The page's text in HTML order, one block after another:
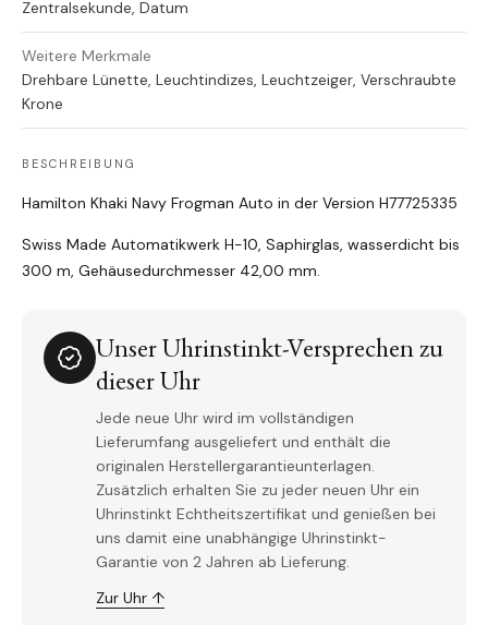
Zentralsekunde, Datum
Weitere Merkmale
Drehbare Lünette, Leuchtindizes, Leuchtzeiger, Verschraubte
Krone
BESCHREIBUNG
Hamilton Khaki Navy Frogman Auto in der Version H77725335
Swiss Made Automatikwerk H-10, Saphirglas, wasserdicht bis
300 m, Gehäusedurchmesser 42,00 mm.
Unser Uhrinstinkt-Versprechen zu
dieser Uhr
Jede neue Uhr wird im vollständigen
Lieferumfang ausgeliefert und enthält die
originalen Herstellergarantieunterlagen.
Zusätzlich erhalten Sie zu jeder neuen Uhr ein
Uhrinstinkt Echtheitszertifikat und genießen bei
uns damit eine unabhängige Uhrinstinkt-
Garantie von 2 Jahren ab Lieferung.
Zur Uhr ↑